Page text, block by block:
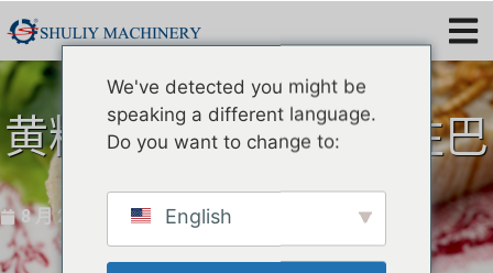
黄粉虫烘干机再次销往巴
西
8 月 24, 2023
We've detected you might be
speaking a different language.
Do you want to change to:
English